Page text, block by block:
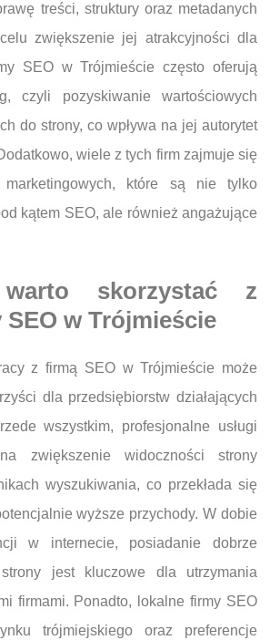
treści, struktury oraz metadanych
zwiększenie jej atrakcyjności dla
SEO w Trójmieście często oferują
czyli pozyskiwanie wartościowych
do strony, co wpływa na jej autorytet
wiele z tych firm zajmuje się
marketingowych, które są nie tylko
kątem SEO, ale również angażujące
warto skorzystać z
SEO w Trójmieście
z firmą SEO w Trójmieście może
dla przedsiębiorstw działających
wszystkim, profesjonalne usługi
zwiększenie widoczności strony
wyszukiwania, co przekłada się
wyższe przychody. W dobie
w internecie, posiadanie dobrze
strony jest kluczowe dla utrzymania
firmami. Ponadto, lokalne firmy SEO
trójmiejskiego oraz preferencje